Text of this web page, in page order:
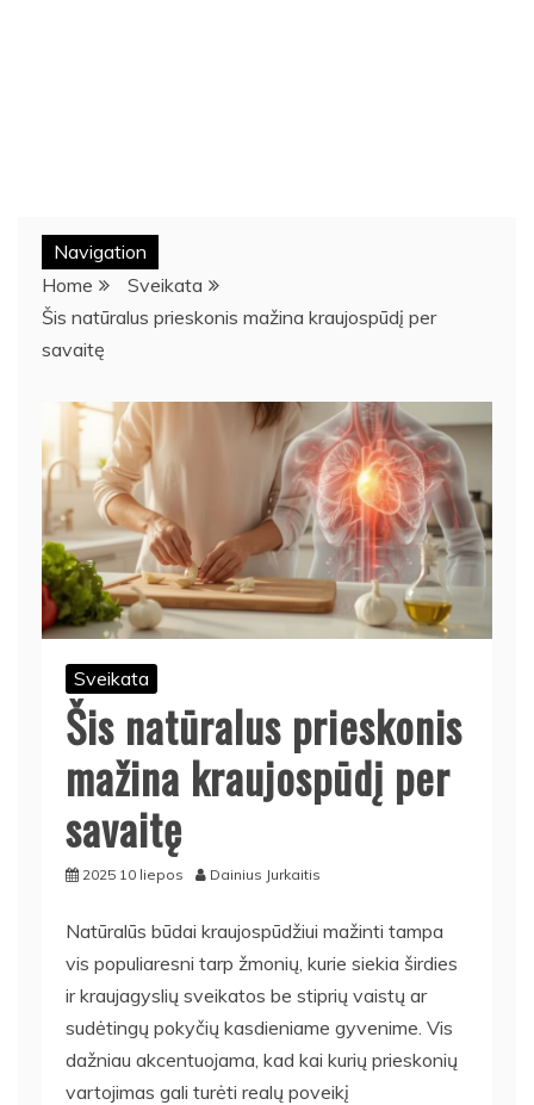
Navigation
Home
Sveikata
Šis natūralus prieskonis mažina kraujospūdį per
savaitę
Sveikata
Šis natūralus prieskonis
mažina kraujospūdį per
savaitę
2025 10 liepos Dainius Jurkaitis
Natūralūs būdai kraujospūdžiui mažinti tampa
vis populiaresni tarp žmonių, kurie siekia širdies
ir kraujagyslių sveikatos be stiprių vaistų ar
sudėtingų pokyčių kasdieniame gyvenime. Vis
dažniau akcentuojama, kad kai kurių prieskonių
vartojimas gali turėti realų poveikį